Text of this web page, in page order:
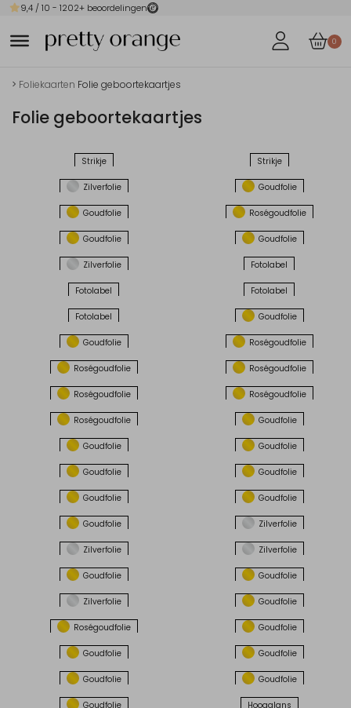
9,4 / 10 - 1202+ beoordelingen
0
> Foliekaarten Folie geboortekaartjes
Folie geboortekaartjes
Strikje Strikje
Zilverfolie Goudfolie
Goudfolie Roségoudfolie
Goudfolie Goudfolie
Zilverfolie Fotolabel
Fotolabel Fotolabel
Fotolabel Goudfolie
Goudfolie Roségoudfolie
Roségoudfolie Roségoudfolie
Roségoudfolie Roségoudfolie
Roségoudfolie Goudfolie
Goudfolie Goudfolie
Goudfolie Goudfolie
Goudfolie Goudfolie
Goudfolie Zilverfolie
Zilverfolie Zilverfolie
Goudfolie Goudfolie
Zilverfolie Goudfolie
Roségoudfolie Goudfolie
Goudfolie Goudfolie
Goudfolie Goudfolie
Goudfolie Hoogglans